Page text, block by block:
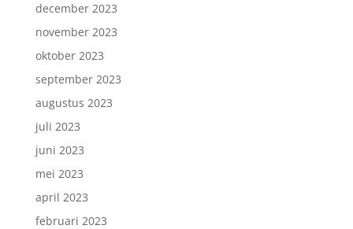
december 2023
november 2023
oktober 2023
september 2023
augustus 2023
juli 2023
juni 2023
mei 2023
april 2023
februari 2023